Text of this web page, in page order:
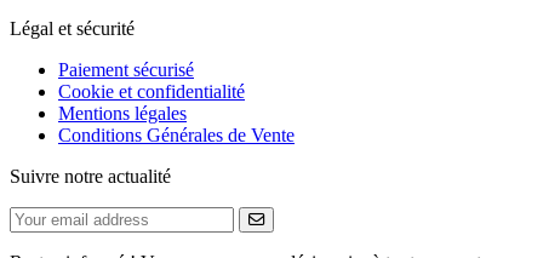
Légal et sécurité
Paiement sécurisé
Cookie et confidentialité
Mentions légales
Conditions Générales de Vente
Suivre notre actualité